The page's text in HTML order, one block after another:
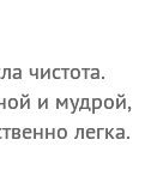
чистота.
и мудрой,
легка.